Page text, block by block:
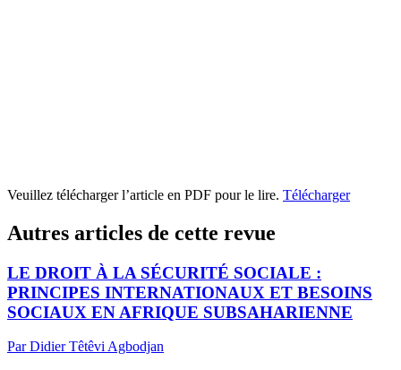
Veuillez télécharger l’article en PDF pour le lire. Télécharger
Autres articles de cette revue
LE DROIT À LA SÉCURITÉ SOCIALE :
PRINCIPES INTERNATIONAUX ET BESOINS
SOCIAUX EN AFRIQUE SUBSAHARIENNE
Par Didier Têtêvi Agbodjan